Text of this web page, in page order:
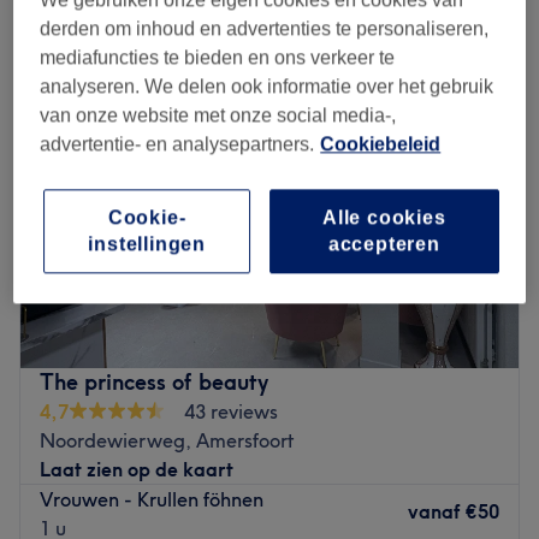
krullen föhnen in de buurt van Soesterkwartier, Amersfoort
The princess of beauty
4,7
43 reviews
Noordewierweg, Amersfoort
Laat zien op de kaart
Vrouwen - Krullen föhnen
1 u
vanaf €50
derden om inhoud en advertenties te personaliseren,
mediafuncties te bieden en ons verkeer te
analyseren. We delen ook informatie over het gebruik
van onze website met onze social media-,
advertentie- en analysepartners. Cookiebeleid
Alle cookies
accepteren
Cookie-
instellingen